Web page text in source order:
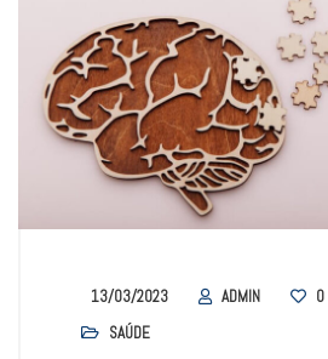
13/03/2023 ADMIN 0
SAÚDE